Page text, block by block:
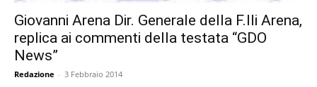
Giovanni Arena Dir. Generale della F.lli Arena,
replica ai commenti della testata “GDO
News”
Redazione - 3 Febbraio 2014